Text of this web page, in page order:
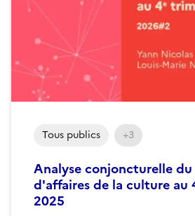
Analyse conjoncturelle
d'affaires de la culture au
2025
Tous publics +3